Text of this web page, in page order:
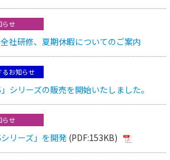
らせ
社研修、夏期休暇についてのご案内
るお知らせ
シリーズの販売を開始いたしました。
らせ
リーズ」を開発 (PDF:153KB)